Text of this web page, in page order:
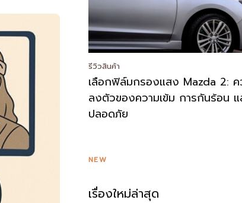
รีวิวสินค้า
เลือกฟิล์มกรองแสง Mazda 2: ค
ลงตัวของความเข้ม การกันร้อน แ
ปลอดภัย
NEW
เรื่องใหม่ล่าสุด